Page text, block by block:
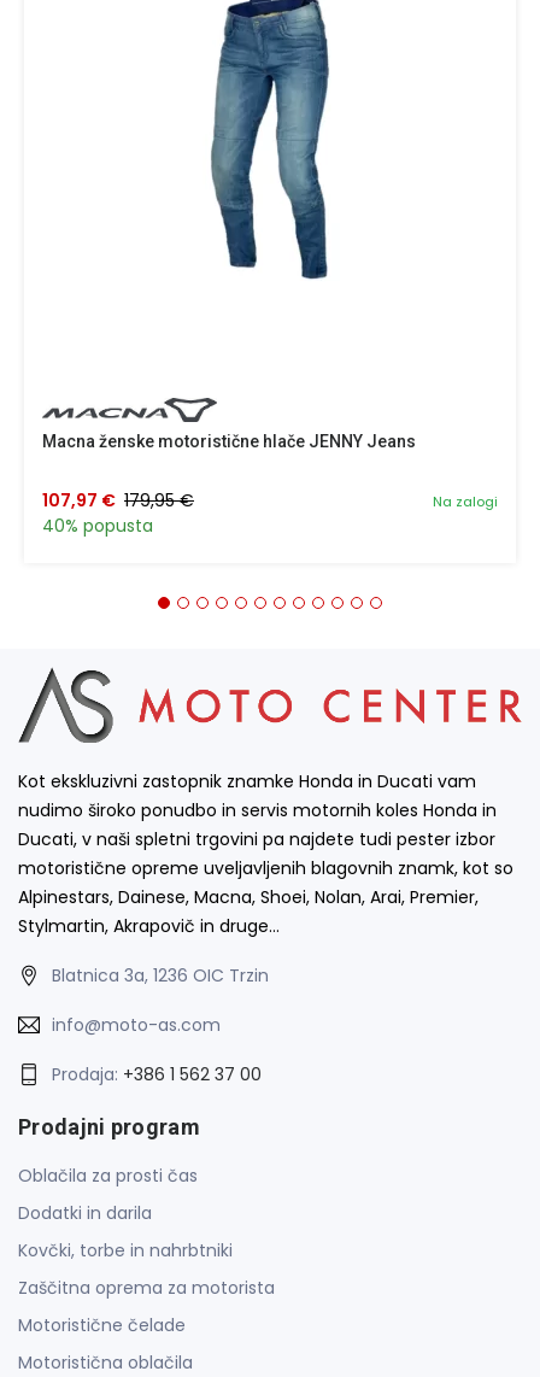
Macna ženske motoristične hlače JENNY Jeans
Na zalogi
107,97 € 179,95 €
40% popusta
Kot ekskluzivni zastopnik znamke Honda in Ducati vam
nudimo široko ponudbo in servis motornih koles Honda in
Ducati, v naši spletni trgovini pa najdete tudi pester izbor
motoristične opreme uveljavljenih blagovnih znamk, kot so
Alpinestars, Dainese, Macna, Shoei, Nolan, Arai, Premier,
Stylmartin, Akrapovič in druge…
Blatnica 3a, 1236 OIC Trzin
info@moto-as.com
Prodaja: +386 1 562 37 00
Prodajni program
Oblačila za prosti čas
Dodatki in darila
Kovčki, torbe in nahrbtniki
Zaščitna oprema za motorista
Motoristične čelade
Motoristična oblačila